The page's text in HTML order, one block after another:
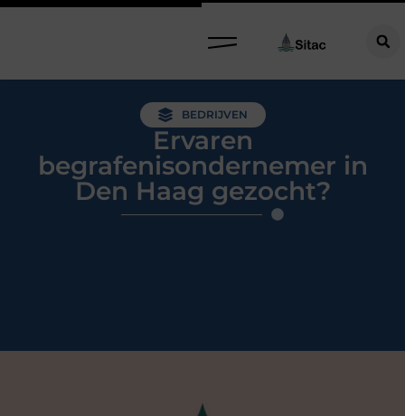
BEDRIJVEN
Ervaren
begrafenisondernemer in
Den Haag gezocht?